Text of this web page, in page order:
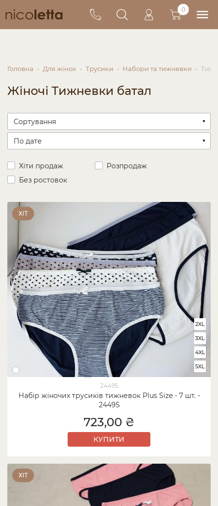
0
Головна Для жінок Трусики Набори та тижневки
Жіночі Тижневки батал
Хіти продаж
Розпродаж
Без ростовок
ХІТ
24495
Набір жіночих трусиків тижневок Plus Size - 7 шт. -
24495
2XL
3XL
4XL
5XL
723,00 ₴
КУПИТИ
ХІТ